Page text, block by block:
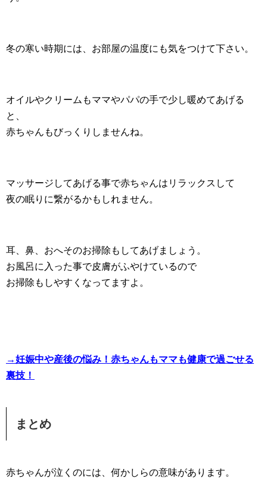
冬の寒い時期には、お部屋の温度にも気をつけて下さい。
オイルやクリームもママやパパの手で少し暖めてあげる
と、
赤ちゃんもびっくりしませんね。
マッサージしてあげる事で赤ちゃんはリラックスして
夜の眠りに繋がるかもしれません。
耳、鼻、おへそのお掃除もしてあげましょう。
お風呂に入った事で皮膚がふやけているので
お掃除もしやすくなってますよ。
→妊娠中や産後の悩み！赤ちゃんもママも健康で過ごせる
裏技！
まとめ
赤ちゃんが泣くのには、何かしらの意味があります。